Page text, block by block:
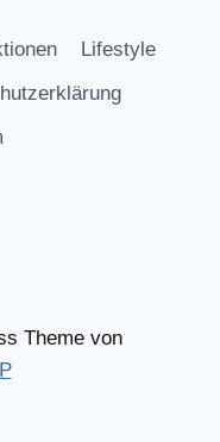
Lifestyle
Theme von